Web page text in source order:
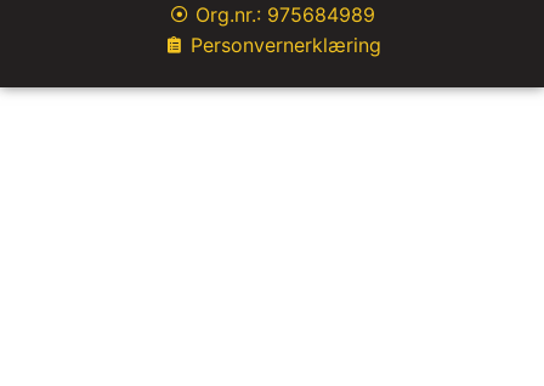
Org.nr.: 975684989
Personvernerklæring